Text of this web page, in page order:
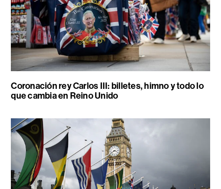
Coronación rey Carlos III: billetes, himno y todo lo
que cambia en Reino Unido